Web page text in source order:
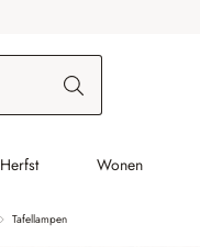
Herfst Wonen
Tafellampen